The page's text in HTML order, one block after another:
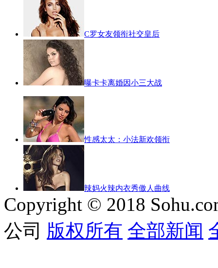
C罗女友领衔社交皇后
曝卡卡离婚因小三大战
性感太太：小法新欢领衔
辣妈火辣内衣秀傲人曲线
Copyright © 2018
公司 版权所有 全部新闻